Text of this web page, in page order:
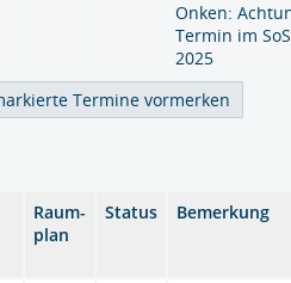
Onken:
Termin im
2025
Raum-
plan
Status Bemerkung